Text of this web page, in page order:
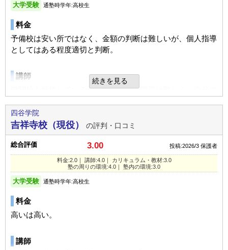
1日あたりの授業時間 1～2時間
入塾時:平均よりやや上
塾の雰囲気
口コミ投稿者ID:2731259
不適切な口コミを報告する
自宅学習の課題については、妻が把握していると思う。
学習している姿勢はあるが、効率が良いかは不明。
良いところや要望
資料の受領やその時間帯についての齟齬があるようで、妻が
しょっちゅう電話で担当者とやりあっていた時がある。
総合評価
まあ、他の予備校に通わせたことがないので、比べようがな
いのだが、成績は下がってはいないので、こんなものかと。
利用内容
通っていた学校 私立高校
通塾の目的
通塾頻度
良いところや要望
担任先生がすごく親身になってくれました
塾とのコミュニケーションもzoomでできたりわざわざ行か
い！大手の講習講義が苦手！という方にはオススメです
通っていた学校 私立高校（難関校）
進学できた学校 私立大学（中堅/上位校）
通塾頻度
塾の周りの環境
はなかった。パーキングもあり見学時にも問題がなかった。
塾内の環境
う雰囲気ではあった。
入塾理由
現役の時は家庭教師だったが浪人になった。本人が選んで、
通いたいと希望してきた。
定期テスト
多分あったと思うが、本人に任せていたのではっきりとは覚
えていない。
宿題
関与していないため、評価出来ない。結果として進学できた
大学受験 通塾時学年:高校生
料金
予備校は安い所ではなく、金額の判断は難しいが、個人指導
としてはある程度適切と判断。
講師
難関校を目指しているので解いている問題は難しく、自分で
カリキュラム
難関校に適した教材と判断しており満足しており、有効活用
塾の周りの環境
には感じていた。勉強以外、何もする必要はないので、コン
ビニ以外必要はなく、多くを望まない。
塾内の環境
続きを見る
四谷学院
吉祥寺校（現役） の評判・口コミ
総合評価 3.00 投稿:2026/3 保護者
料金:2.0｜ 講師:4.0｜ カリキュラム・教材:3.0
塾の周りの環境:4.0｜ 塾内の環境:3.0
大学受験 通塾時学年:高校生
料金
高いは高い。
講師